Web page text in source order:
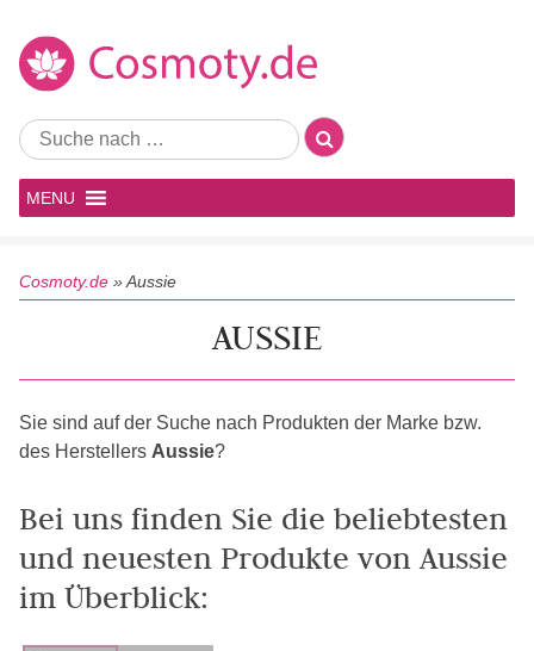
MENU
Cosmoty.de »Aussie
AUSSIE
Sie sind auf der Suche nach Produkten der Marke bzw.
des Herstellers Aussie?
Bei uns finden Sie die beliebtesten
und neuesten Produkte von Aussie
im Überblick: